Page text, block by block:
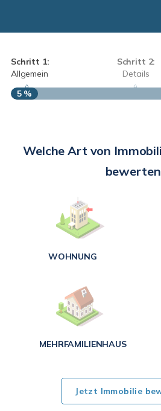
Schritt 1:
Allgemein
Schritt 2:
Details
5 %
Welche Art von
WOHNUNG
MEHRFAMILIENHAUS
Jetzt Immobilie